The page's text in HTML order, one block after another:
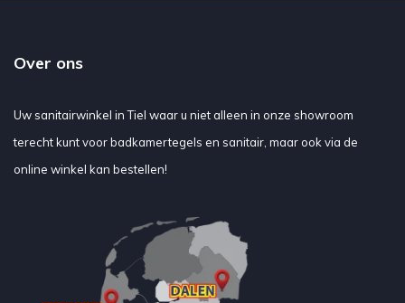
Over ons
Uw sanitairwinkel in Tiel waar u niet alleen in onze showroom
terecht kunt voor badkamertegels en sanitair, maar ook via de
online winkel kan bestellen!